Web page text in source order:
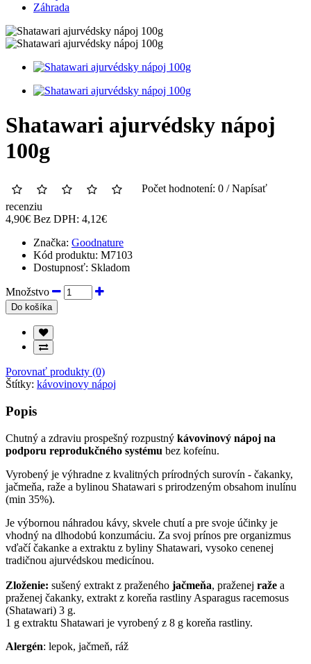
Záhrada
Shatawari ajurvédsky nápoj
100g
Počet hodnotení: 0 /Napísať
recenziu
4,90€ Bez DPH: 4,12€
Značka: Goodnature
Kód produktu: M7103
Dostupnosť: Skladom
Množstvo
Do košíka
Porovnať produkty (0)
Štítky: kávovinovy nápoj
Popis
Chutný a zdraviu prospešný rozpustný kávovinový nápoj na
podporu reprodukčného systému bez kofeínu.
Vyrobený je výhradne z kvalitných prírodných surovín - čakanky,
jačmeňa, raže a bylinou Shatawari s prirodzeným obsahom inulínu
(min 35%).
Je výbornou náhradou kávy, skvele chutí a pre svoje účinky je
vhodný na dlhodobú konzumáciu. Za svoj prínos pre organizmus
vďačí čakanke a extraktu z byliny Shatawari, vysoko cenenej
tradičnou ajurvédskou medicínou.
Zloženie: sušený extrakt z praženého jačmeňa, praženej raže a
praženej čakanky, extrakt z koreňa rastliny Asparagus racemosus
(Shatawari) 3 g.
1 g extraktu Shatawari je vyrobený z 8 g koreňa rastliny.
Alergén: lepok, jačmeň, ráž